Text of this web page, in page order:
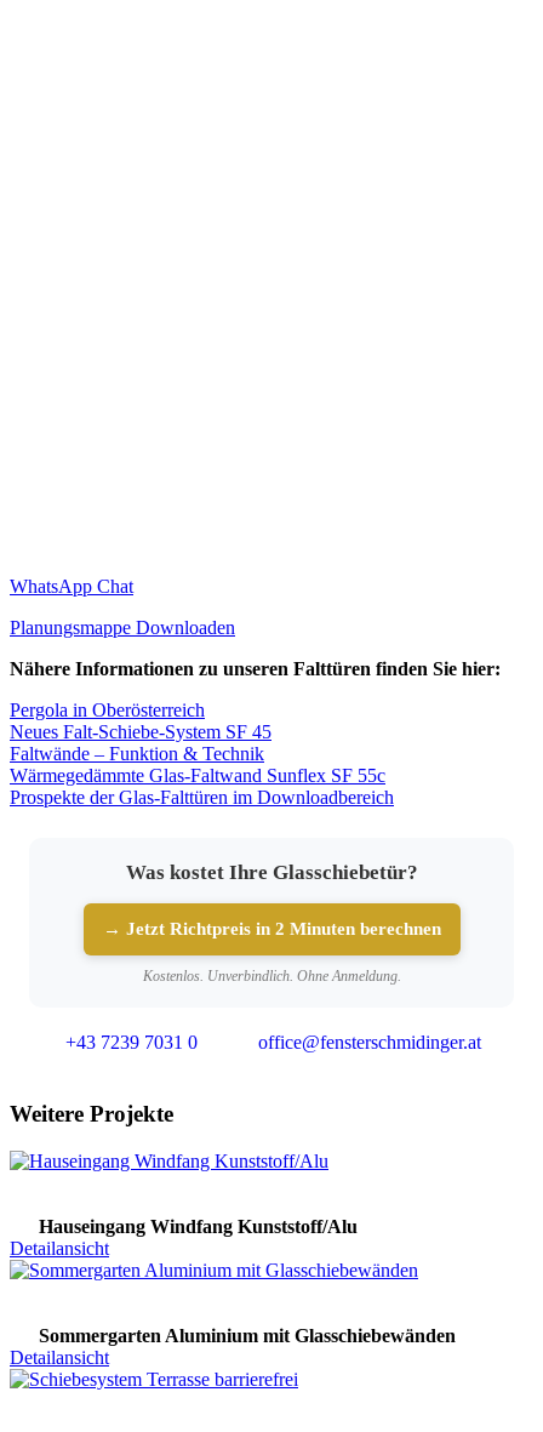
WhatsApp Chat
Planungsmappe Downloaden
Nähere Informationen zu unseren Falttüren finden Sie hier:
Pergola in Oberösterreich
Neues Falt-Schiebe-System SF 45
Faltwände – Funktion & Technik
Wärmegedämmte Glas-Faltwand Sunflex SF 55c
Prospekte der Glas-Falttüren im Downloadbereich
Was kostet Ihre Glasschiebetür?
→ Jetzt Richtpreis in 2 Minuten berechnen
Kostenlos. Unverbindlich. Ohne Anmeldung.
+43 7239 7031 0 office@fensterschmidinger.at
Weitere Projekte
Hauseingang Windfang Kunststoff/Alu
Detailansicht
Sommergarten Aluminium mit Glasschiebewänden
Detailansicht